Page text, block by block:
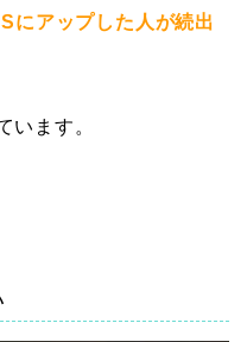
にアップした人が続出
います。